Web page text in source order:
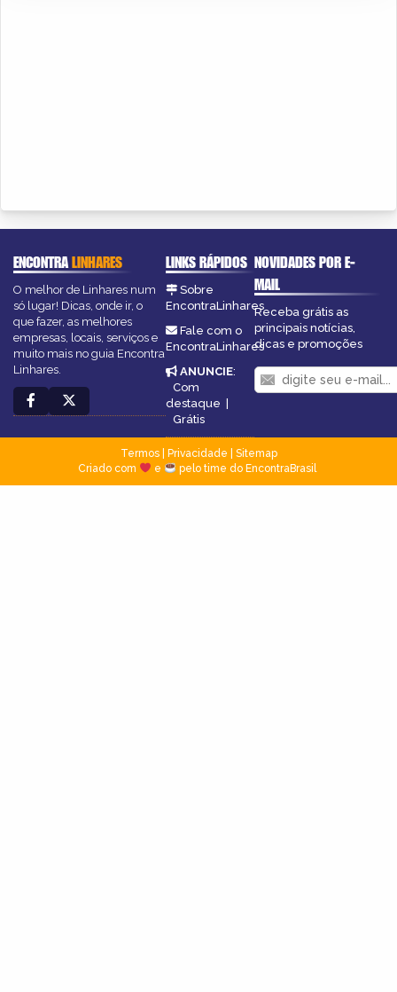
ENCONTRALINHARES
O melhor de Linhares num
só lugar! Dicas, onde ir, o
que fazer, as melhores
empresas, locais, serviços e
muito mais no guia Encontra
Linhares.
LINKS RÁPIDOS
Sobre
EncontraLinhares
Fale com o
EncontraLinhares
ANUNCIE:
Com
destaque |
Grátis
NOVIDADES POR E-
MAIL
Receba grátis as
principais notícias,
dicas e promoções
Termos| Privacidade
Sitemap
Criado com
e pelo time do EncontraBrasil